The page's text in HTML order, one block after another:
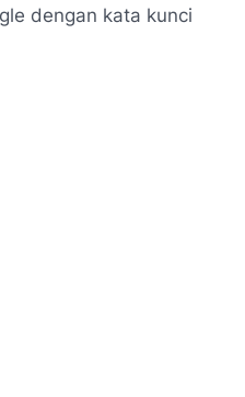
dengan kata kunci